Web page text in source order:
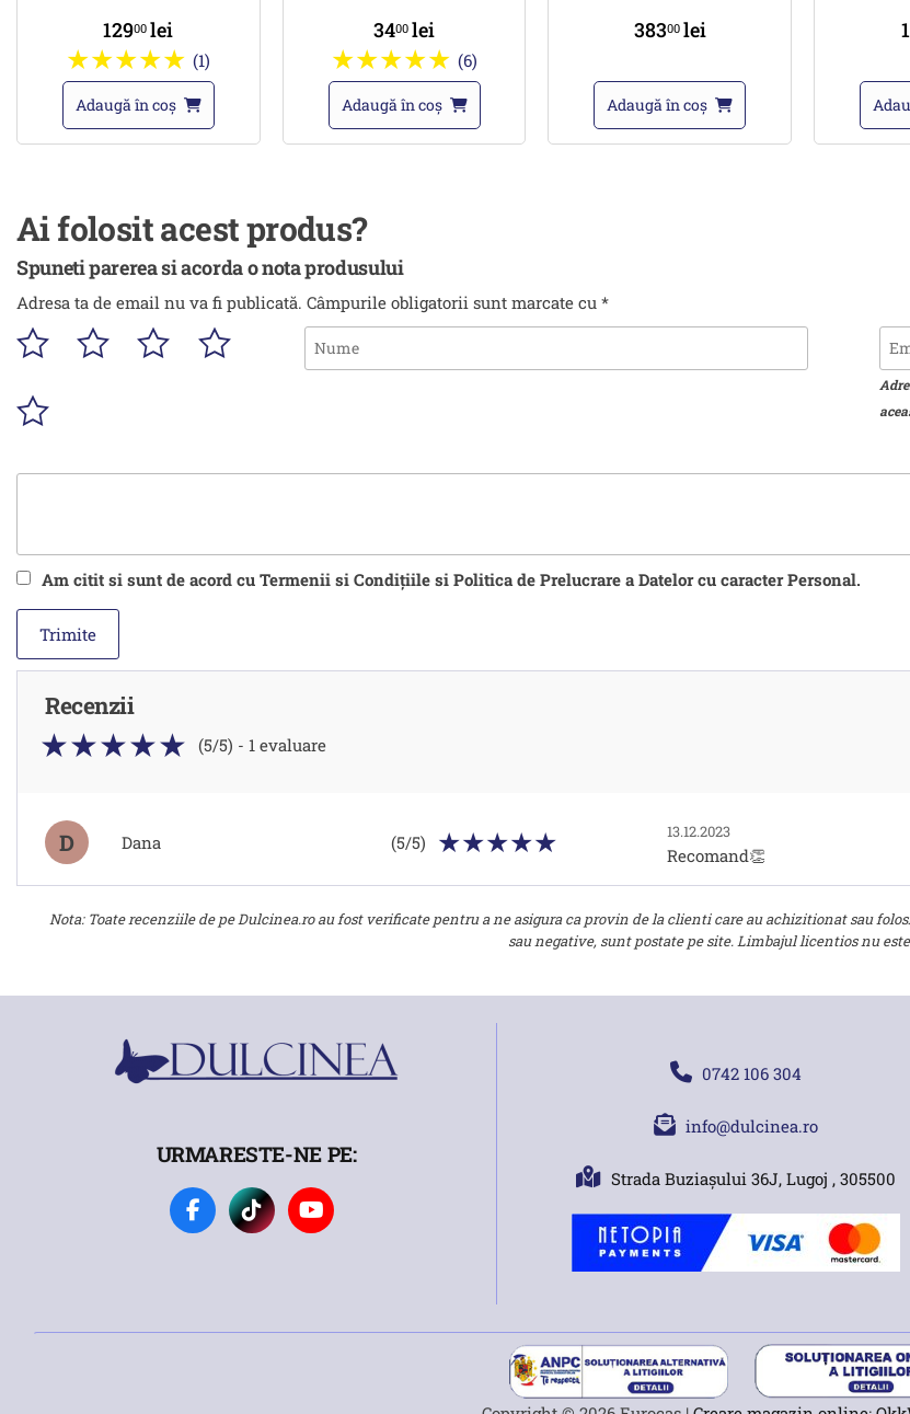
12900lei
(1)
Adaugă în coș
3400lei
(6)
Adaugă în coș
38300 lei
Adaugă în coș
Ai folosit acest produs?
Spuneti parerea si acorda o nota produsului
Adresa ta de email nu va fi publicată. Câmpurile obligatorii sunt marcate cu *
Am citit si sunt de acord cu Termenii si Condițiile si Politica de Prelucrare a Datelor cu caracter Personal.
Recenzii
(5/5) - 1 evaluare
D Dana (5/5) 13.12.2023
Recomand👏
Nota: Toate recenziile de pe Dulcinea.ro au fost verificate pentru a ne asigura ca provin de la clienti care au achizitionat sau
sau negative, sunt postate pe site. Limbajul licentios nu
URMARESTE-NE PE:
0742 106 304
info@dulcinea.ro
Strada Buziașului 36J, Lugoj , 305500